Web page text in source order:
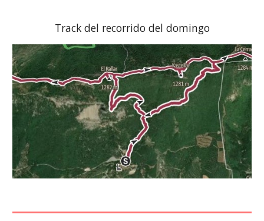
Track del recorrido del domingo